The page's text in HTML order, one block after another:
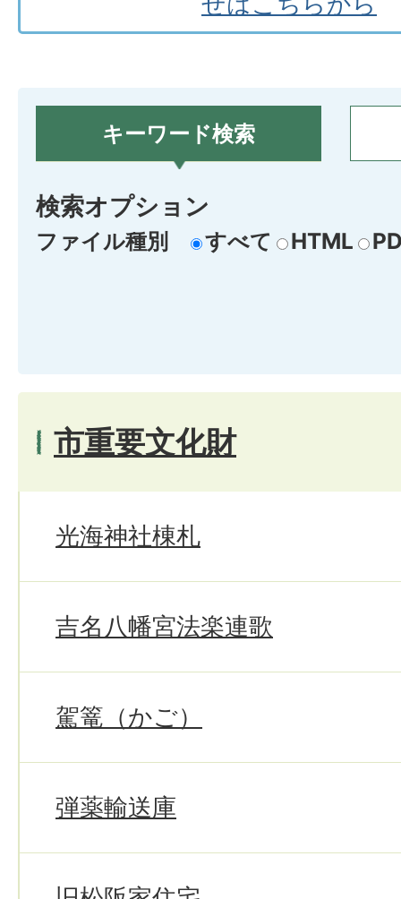
キーワード検索
検索オプション
ファイル種別 すべて HTML
市重要文化財
光海神社棟札
吉名八幡宮法楽連歌
駕篭（かご）
弾薬輸送庫